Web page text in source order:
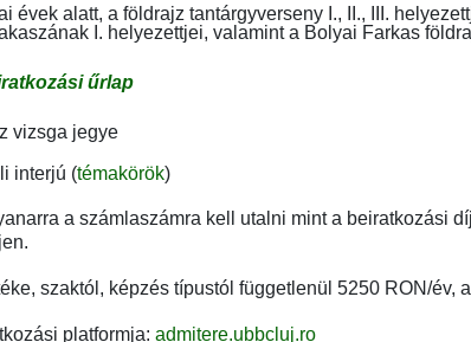
évek alatt, a földrajz tantárgyverseny I., II., III.
I. helyezettjei, valamint a Bolyai Farkas
űrlap
vizsga jegye
interjú (témakörök)
a számlaszámra kell utalni mint a beiratkozási
szaktól, képzés típustól függetlenül 5250 RON/év,
platformja: admitere.ubbcluj.ro